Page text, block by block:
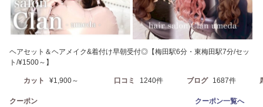
ヘアセット＆ヘアメイク&着付け早朝受付◎【梅田駅6分・東梅田駅7分/セッ
ト/¥1500～】
カット ¥1,900～ 口コミ 1240件 ブログ 1687件
クーポン クーポン一覧へ